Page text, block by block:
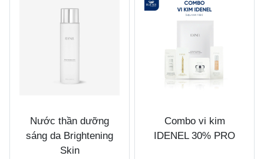
Nước thần dưỡng
sáng da Brightening
Skin
Combo vi kim
IDENEL 30% PRO